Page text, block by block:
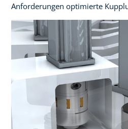
Anforderungen optimierte